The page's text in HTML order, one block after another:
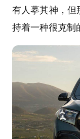
有人摹其神，但
持着一种很克制